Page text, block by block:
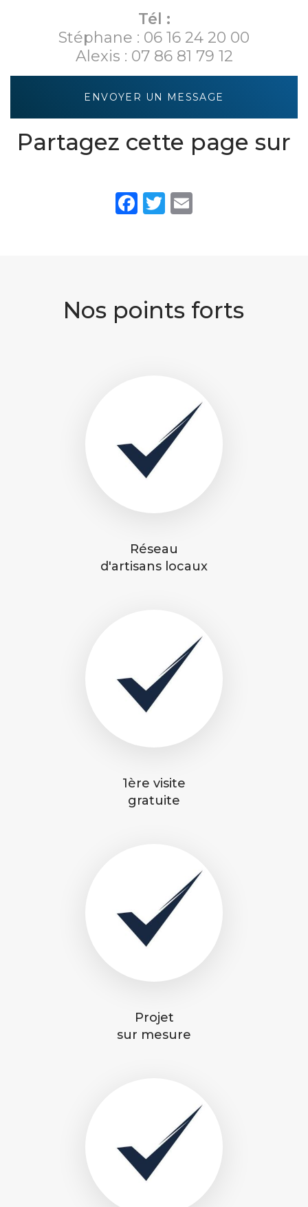
énergétiques
Tél :
Stéphane : 06 16 24 20 00
Alexis : 07 86 81 79 12
ENVOYER UN MESSAGE
Partagez cette page sur
Facebook
Twitter
Nos points forts
Réseau
d'artisans locaux
1ère visite
gratuite
Projet
sur mesure